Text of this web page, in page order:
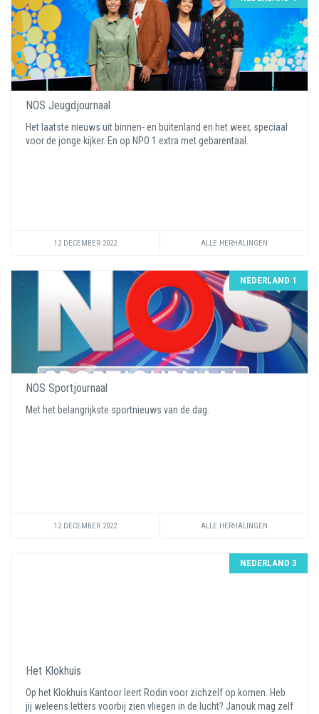
NOS Jeugdjournaal
Het laatste nieuws uit binnen- en buitenland en het weer, speciaal
voor de jonge kijker. En op NPO 1 extra met gebarentaal.
12 DECEMBER 2022 ALLE HERHALINGEN
NEDERLAND 1
NOS Sportjournaal
Met het belangrijkste sportnieuws van de dag.
12 DECEMBER 2022 ALLE HERHALINGEN
NEDERLAND 3
Het Klokhuis
Op het Klokhuis Kantoor leert Rodin voor zichzelf op komen. Heb
jij weleens letters voorbij zien vliegen in de lucht? Janouk mag zelf